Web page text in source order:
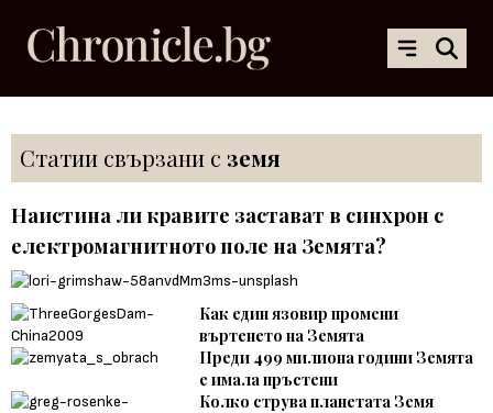
Статии свързани с земя
Наистина ли кравите застават в синхрон с
електромагнитното поле на Земята?
Как един язовир промени
въртенето на Земята
Преди 499 милиона години Земята
е имала пръстени
Колко струва планетата Земя